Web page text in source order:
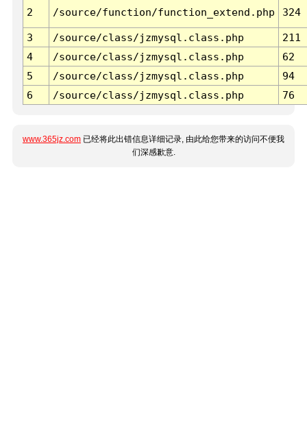
2 /source/function/function_extend.php 324
3 /source/class/jzmysql.class.php
211
4
/source/class/jzmysql.class.php
62
5
/source/class/jzmysql.class.php
94
6
/source/class/jzmysql.class.php 76
www.365jz.com 已经将此出错信息详细记录, 由此给您带来的访问不便我
们深感歉意.